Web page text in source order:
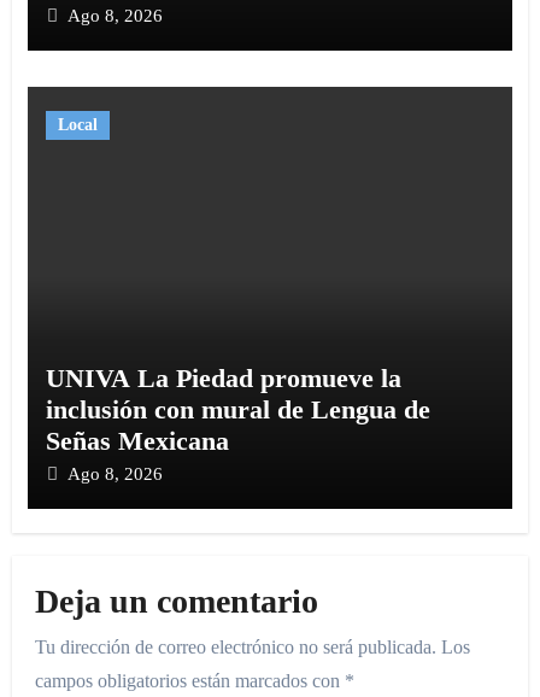
Ago 8, 2026
Local
UNIVA La Piedad promueve la
inclusión con mural de Lengua de
Señas Mexicana
Ago 8, 2026
Deja un comentario
Tu dirección de correo electrónico no será publicada. Los
campos obligatorios están marcados con *